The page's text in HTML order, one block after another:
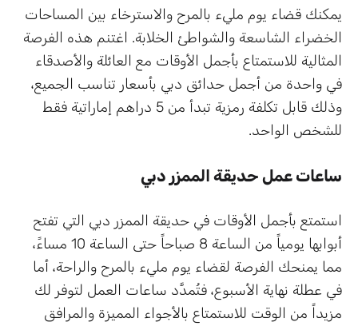
يمكنك قضاء يوم مليء بالمرح والاسترخاء بين المساحات
الخضراء الشاسعة والشواطئ الخلابة. اغتنم هذه الفرصة
المثالية للاستمتاع بأجمل الأوقات مع العائلة والأصدقاء
في واحدة من أجمل حدائق دبي بأسعار تناسب الجميع،
وذلك قابل تكلفة رمزية تبدأ من 5 دراهم إماراتية فقط
للشخص الواحد.
ساعات عمل حديقة الممزر دبي
استمتع بأجمل الأوقات في حديقة الممزر دبي التي تفتح
أبوابها يومياً من الساعة 8 صباحاً حتى الساعة 10 مساءً،
مما يمنحك الفرصة لقضاء يوم مليء بالمرح والراحة، أما
في عطلة نهاية الأسبوع، فتُمدَّد ساعات العمل لتوفر لك
مزيداً من الوقت للاستمتاع بالأجواء المميزة والمرافق